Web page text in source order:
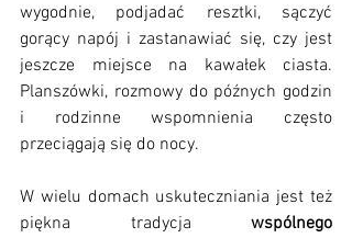
wygodnie, podjadać resztki, sączyć
gorący napój i zastanawiać się, czy jest
jeszcze miejsce na kawałek ciasta.
Planszówki, rozmowy do późnych godzin
i rodzinne wspomnienia często
przeciągają się do nocy.
W wielu domach uskuteczniania jest też
piękna tradycja wspólnego